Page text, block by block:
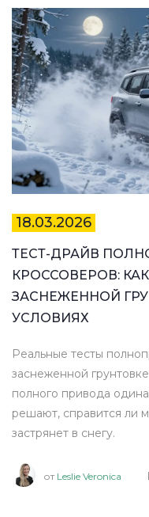
18.03.2026
ТЕСТ-ДРАЙВ
КРОССОВЕРОВ:
ЗАСНЕЖЕННОЙ
УСЛОВИЯХ
Реальные тесты
заснеженной
полного привода
решают, справится ли
застрянет в снегу.
от Leslie Veronica